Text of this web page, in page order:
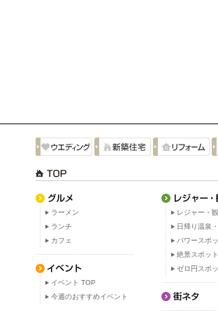
ラーメン
ランチ
カフェ
イベント TOP
今週のおすすめイベント
レジャー・
日帰り温泉
パワースポ
絶景スポット
ゼロ円スポ